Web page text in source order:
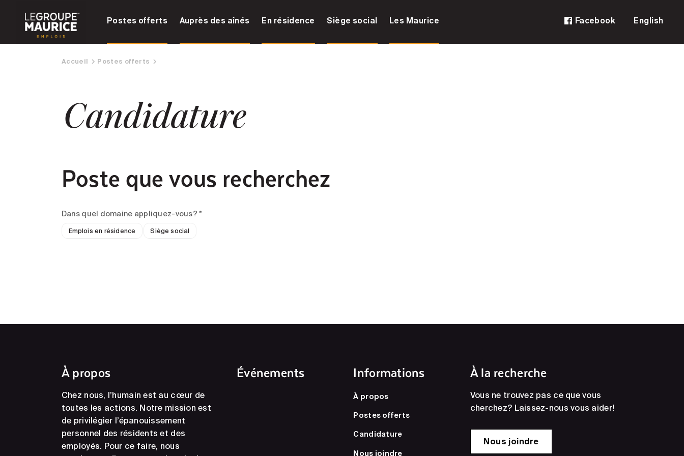
Postes offerts Auprès des aînés En résidence Siège social Les Maurice Facebook English
Accueil Postes offerts
Candidature
Poste que vous recherchez
Dans quel domaine appliquez-vous? *
Emplois en résidence Siège social
À propos
Chez nous, l’humain est au cœur de
toutes les actions. Notre mission est
de privilégier l’épanouissement
personnel des résidents et des
employés. Pour ce faire, nous
Événements Informations
À propos
Postes offerts
Candidature
Nous joindre
À la recherche
Vous ne trouvez pas ce que vous
cherchez? Laissez-nous vous aider!
Nous joindre